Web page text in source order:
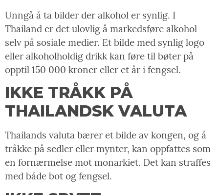
Unngå å ta bilder der alkohol er synlig. I
Thailand er det ulovlig å markedsføre alkohol –
selv på sosiale medier. Et bilde med synlig logo
eller alkoholholdig drikk kan føre til bøter på
opptil 150 000 kroner eller et år i fengsel.
IKKE TRÅKK PÅ
THAILANDSK VALUTA
Thailands valuta bærer et bilde av kongen, og å
tråkke på sedler eller mynter, kan oppfattes som
en fornærmelse mot monarkiet. Det kan straffes
med både bot og fengsel.